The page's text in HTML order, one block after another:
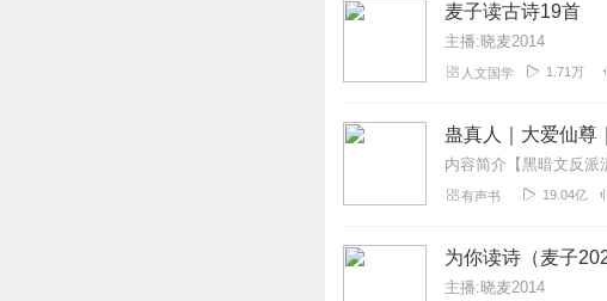
麦子读古诗19首
主播:晓麦2014
人文国学 1.71万
蛊真人｜大爱仙尊
有声书 19.04亿
为你读诗（麦子
主播:晓麦2014